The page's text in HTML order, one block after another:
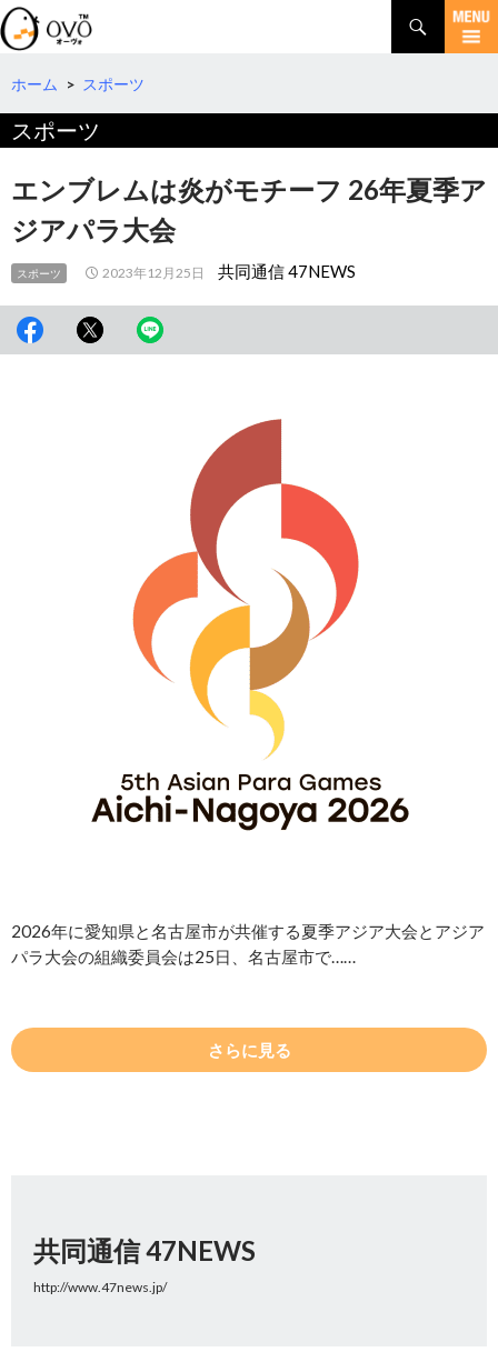
検
索
コ
テ
へ
動
ホーム > スポーツ
スポーツ
エンブレムは炎がモチーフ 26年夏季ア
ジアパラ大会
スポーツ 2023年12月25日 共同通信 47NEWS
2026年に愛知県と名古屋市が共催する夏季アジア大会とアジア
パラ大会の組織委員会は25日、名古屋市で……
さらに見る
共同通信 47NEWS
http://www.47news.jp/